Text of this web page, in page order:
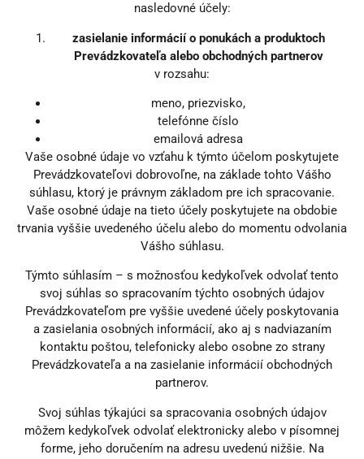
nasledovné účely:
zasielanie informácií o ponukách a produktoch
Prevádzkovateľa alebo obchodných partnerov
v rozsahu:
meno, priezvisko,
telefónne číslo
emailová adresa
Vaše osobné údaje vo vzťahu k týmto účelom poskytujete
Prevádzkovateľovi dobrovoľne, na základe tohto Vášho
súhlasu, ktorý je právnym základom pre ich spracovanie.
Vaše osobné údaje na tieto účely poskytujete na obdobie
trvania vyššie uvedeného účelu alebo do momentu odvolania
Vášho súhlasu.
Týmto súhlasím – s možnosťou kedykoľvek odvolať tento
svoj súhlas so spracovaním týchto osobných údajov
Prevádzkovateľom pre vyššie uvedené účely poskytovania
a zasielania osobných informácií, ako aj s nadviazaním
kontaktu poštou, telefonicky alebo osobne zo strany
Prevádzkovateľa a na zasielanie informácií obchodných
partnerov.
Svoj súhlas týkajúci sa spracovania osobných údajov
môžem kedykoľvek odvolať elektronicky alebo v písomnej
forme, jeho doručením na adresu uvedenú nižšie. Na